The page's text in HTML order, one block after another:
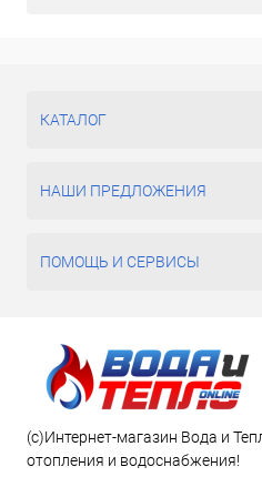
КАТАЛОГ
НАШИ ПРЕДЛОЖЕНИЯ
ПОМОЩЬ И СЕРВИСЫ
(c)Интернет-магазин Вода и
отопления и водоснабжения!